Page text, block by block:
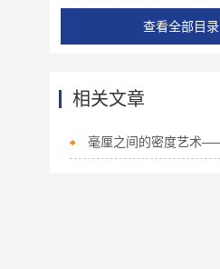
查看全部目录
相关文章